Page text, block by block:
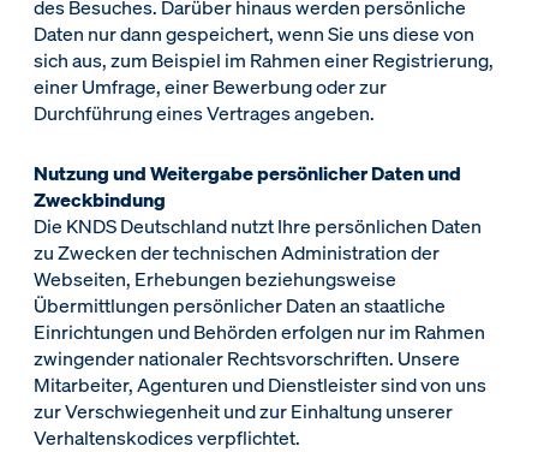
des Besuches. Darüber hinaus werden persönliche
Daten nur dann gespeichert, wenn Sie uns diese von
sich aus, zum Beispiel im Rahmen einer Registrierung,
einer Umfrage, einer Bewerbung oder zur
Durchführung eines Vertrages angeben.
Nutzung und Weitergabe persönlicher Daten und
Zweckbindung
Die KNDS Deutschland nutzt Ihre persönlichen Daten
zu Zwecken der technischen Administration der
Webseiten, Erhebungen beziehungsweise
Übermittlungen persönlicher Daten an staatliche
Einrichtungen und Behörden erfolgen nur im Rahmen
zwingender nationaler Rechtsvorschriften. Unsere
Mitarbeiter, Agenturen und Dienstleister sind von uns
zur Verschwiegenheit und zur Einhaltung unserer
Verhaltenskodices verpflichtet.